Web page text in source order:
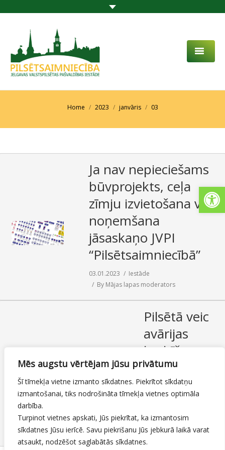
Mēs augstu vērtējam jūsu privātumu
Šī tīmekļa vietne izmanto sīkdatnes. Piekrītot sīkdatņu
izmantošanai, tiks nodrošināta tīmekļa vietnes optimāla
darbība.
Turpinot vietnes apskati, Jūs piekrītat, ka izmantosim
sīkdatnes Jūsu ierīcē. Savu piekrišanu Jūs jebkurā laikā varat
atsaukt, nodzēšot saglabātās sīkdatnes.
PAR MUMS
PAKALPOJUMI
SABIEDRĪBAS LĪDZDALĪBA
KONTAKTI
SAZIŅA
Home 2023 janvāris 03
Ja nav nepieciešams
būvprojekts, ceļa
zīmju izvietošana vai
noņemšana
jāsaskaņo JVPI
“Pilsētsaimniecībā”
03.01.2023
Iestāde
By Mājas lapas moderators
Pilsētā veic
avārijas
bedrīšu
remontu
03.01.2023
Ielas, ietves un
ByMājas lapas
moderators